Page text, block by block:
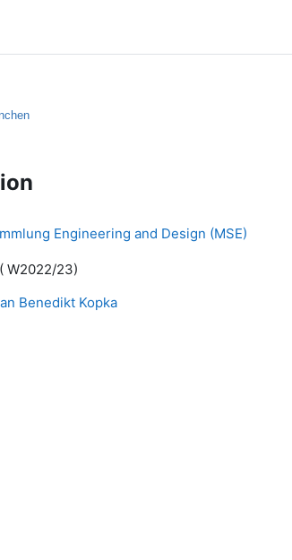
Engineering and Design (MSE)
W2022/23)
Benedikt Kopka